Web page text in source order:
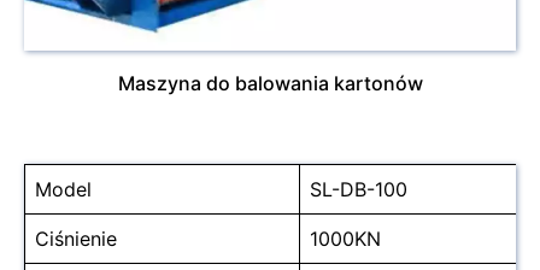
Maszyna do balowania kartonów
Model SL-DB-100
Ciśnienie 1000KN